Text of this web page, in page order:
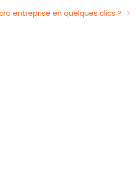
entreprise en quelques clics ?